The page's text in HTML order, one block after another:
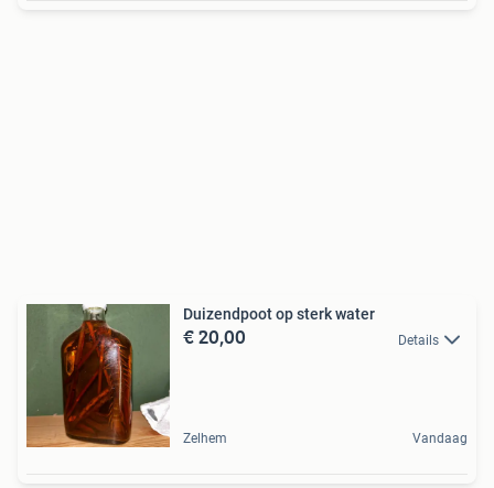
Duizendpoot op sterk water
€ 20,00 Details
Zelhem Vandaag